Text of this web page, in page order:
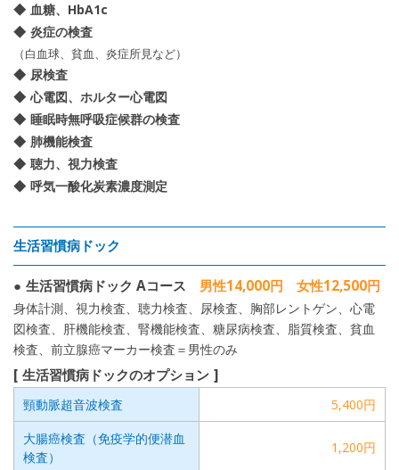
血糖、HbA1c
炎症の検査
（白血球、貧血、炎症所見など）
尿検査
心電図、ホルター心電図
睡眠時無呼吸症候群の検査
肺機能検査
聴力、視力検査
呼気一酸化炭素濃度測定
生活習慣病ドック
生活習慣病ドック Aコース 男性14,000円 女性12,500円
身体計測、視力検査、聴力検査、尿検査、胸部レントゲン、心電
図検査、肝機能検査、腎機能検査、糖尿病検査、脂質検査、貧血
検査、前立腺癌マーカー検査＝男性のみ
生活習慣病ドックのオプション
頸動脈超音波検査
5,400円
大腸癌検査（免疫学的便潜血
検査）
1,200円